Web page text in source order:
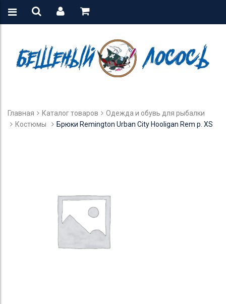
Главная Каталог товаров
Одежда и обувь для рыбалки
Костюмы
Брюки Remington Urban City Hooligan Rem р. XS